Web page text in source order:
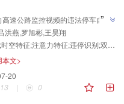
速公路监控视频的违法停车自动
注意力特征融合结构增强YOLOv8
，设计基于帧间位移自适应的判别
并引入危险报警闪光灯检测技术提
违停识别准确率达94.79%，满足
决车流密集场景中目标遮挡、摄像
”
洪燕,罗旭彬,王昊翔
特征;注意力特征;违停识别;双重注意力
本文>
20
| 0